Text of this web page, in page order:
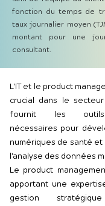
fonction du temps de
taux journalier moyen
montant pour une
consultant.
L'IT et le product
crucial dans le
fournit les outils
nécessaires pour
numériques de santé
l'analyse des données
Le product
apportant une
gestion